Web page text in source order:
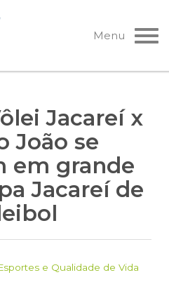
Menu
Jacareí x
João se
em grande
Jacareí de
e Qualidade de Vida